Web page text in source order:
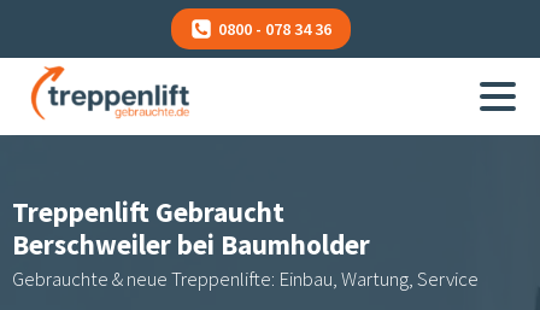
0800 - 078 34 36
Treppenlift Gebraucht
Berschweiler bei Baumholder
Gebrauchte & neue Treppenlifte: Einbau, Wartung, Service